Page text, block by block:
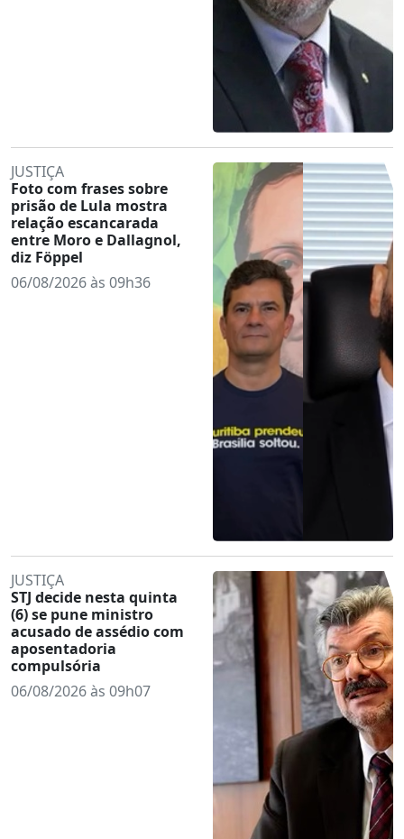
JUSTIÇA
Foto com frases sobre
prisão de Lula mostra
relação escancarada
entre Moro e Dallagnol,
diz Föppel
06/08/2026 às 09h36
JUSTIÇA
STJ decide nesta quinta
(6) se pune ministro
acusado de assédio com
aposentadoria
compulsória
06/08/2026 às 09h07